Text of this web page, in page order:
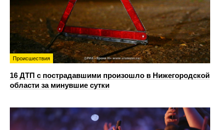
Происшествия
16 ДТП с пострадавшими произошло в Нижегородской
области за минувшие сутки